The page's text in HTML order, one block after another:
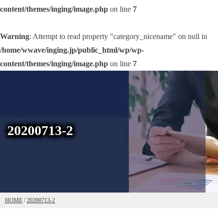
content/themes/inging/image.php on line 7
Warning: Attempt to read property "category_nicename" on null in
/home/wwave/inging.jp/public_html/wp/wp-
content/themes/inging/image.php on line 7
20200713-2
HOME /20200713-2